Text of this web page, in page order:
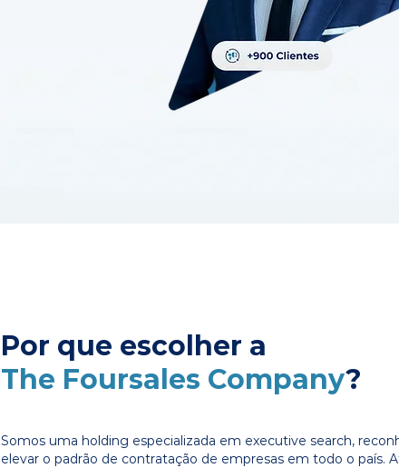
Por que escolher a
The Foursales Company?
Somos uma holding especializada em executive search,
elevar o padrão de contratação de empresas em todo o país.